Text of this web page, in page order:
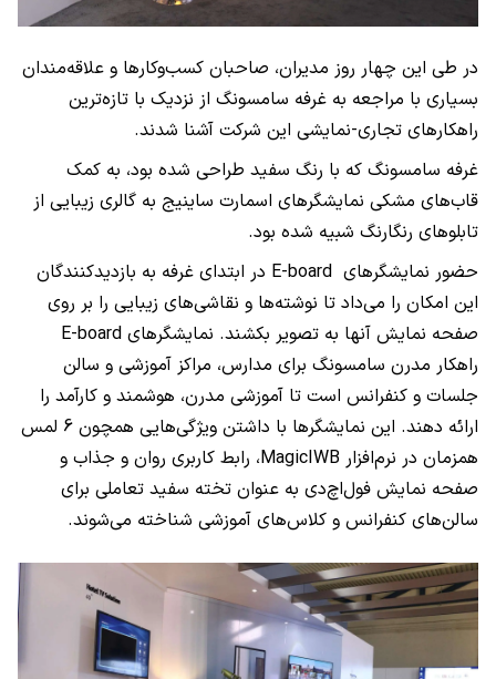
در طی این چهار روز مدیران، صاحبان کسب‌وکارها و علاقه‌مندان
بسیاری با مراجعه به غرفه سامسونگ از نزدیک با تازه‌ترین
راهکارهای تجاری-نمایشی این شرکت آشنا شدند.
غرفه سامسونگ که با رنگ‌ سفید طراحی شده بود، به کمک
قاب‌های مشکی نمایشگرهای اسمارت ساینیج به گالری زیبایی از
تابلوهای رنگارنگ شبیه شده بود.
حضور نمایشگرهای E-board در ابتدای غرفه به بازدیدکنندگان
این امکان را می‌داد تا نوشته‌ها و نقاشی‌های زیبایی را بر روی
صفحه نمایش آنها به تصویر بکشند. نمایشگرهای E-board
راهکار مدرن سامسونگ برای مدارس، مراکز آموزشی و سالن‌
جلسات و کنفرانس است تا آموزشی مدرن، هوشمند و کارآمد را
ارائه دهند. این نمایشگرها با داشتن ویژگی‌هایی همچون 6 لمس
همزمان در نرم‌افزار MagicIWB، رابط کاربری روان و جذاب و
صفحه نمایش فول‌اچ‌دی به عنوان تخته سفید تعاملی برای
سالن‌های کنفرانس و کلاس‌های آموزشی شناخته می‌شوند.